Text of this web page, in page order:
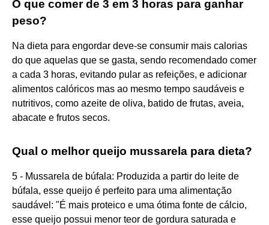
O que comer de 3 em 3 horas para ganhar
peso?
Na dieta para engordar deve-se consumir mais calorias
do que aquelas que se gasta, sendo recomendado comer
a cada 3 horas, evitando pular as refeições, e adicionar
alimentos calóricos mas ao mesmo tempo saudáveis e
nutritivos, como azeite de oliva, batido de frutas, aveia,
abacate e frutos secos.
Qual o melhor queijo mussarela para dieta?
5 - Mussarela de búfala: Produzida a partir do leite de
búfala, esse queijo é perfeito para uma alimentação
saudável: "É mais proteico e uma ótima fonte de cálcio,
esse queijo possui menor teor de gordura saturada e